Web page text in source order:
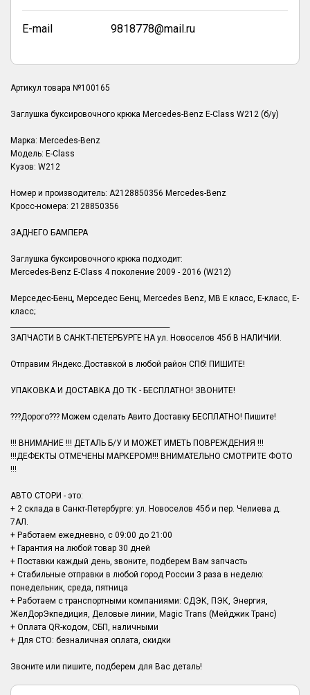
E-mail 9818778@mail.ru
Артикул товара №100165
Заглушка буксировочного крюка Mercedes-Benz E-Class W212 (б/у)
Марка: Mercedes-Benz
Модель: E-Class
Кузов: W212
Номер и производитель: A2128850356 Mercedes-Benz
Кросс-номера: 2128850356
ЗАДНЕГО БАМПЕРА
Заглушка буксировочного крюка подходит:
Mercedes-Benz E-Class 4 поколение 2009 - 2016 (W212)
Мерседес-Бенц, Мерседес Бенц, Mercedes Benz, MB Е класс, Е-класс, E-
класс;
ЗАПЧАСТИ В САНКТ-ПЕТЕРБУРГЕ НА ул. Новоселов 45б В НАЛИЧИИ.
Отправим Яндекс.Доставкой в любой район СПб! ПИШИТЕ!
УПАКОВКА И ДОСТАВКА ДО ТК - БЕСПЛАТНО! ЗВОНИТЕ!
???Дорого??? Можем сделать Авито Доставку БЕСПЛАТНО! Пишите!
!!! ВНИМАНИЕ !!! ДЕТАЛЬ Б/У И МОЖЕТ ИМЕТЬ ПОВРЕЖДЕНИЯ !!!
!!!ДЕФЕКТЫ ОТМЕЧЕНЫ МАРКЕРОМ!!! ВНИМАТЕЛЬНО СМОТРИТЕ ФОТО
!!!
АВТО СТОРИ - это:
+ 2 склада в Санкт-Петербурге: ул. Новоселов 45б и пер. Челиева д.
7АЛ.
+ Работаем ежедневно, с 09:00 до 21:00
+ Гарантия на любой товар 30 дней
+ Поставки каждый день, звоните, подберем Вам запчасть
+ Стабильные отправки в любой город России 3 раза в неделю:
понедельник, среда, пятница
+ Работаем с транспортными компаниями: СДЭК, ПЭК, Энергия,
ЖелДорЭкпедиция, Деловые линии, Magic Trans (Мейджик Транс)
+ Оплата QR-кодом, СБП, наличными
+ Для СТО: безналичная оплата, скидки